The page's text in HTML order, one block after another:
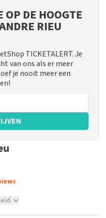
OP DE HOOGTE
RIEU
TICKETALERT. Je
van ons als er meer
je nooit meer een